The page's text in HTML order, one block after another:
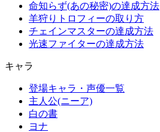
命知らず(あの秘密)の達成方法
羊狩りトロフィーの取り方
チェインマスターの達成方法
光速ファイターの達成方法
キャラ
登場キャラ・声優一覧
主人公(ニーア)
白の書
ヨナ